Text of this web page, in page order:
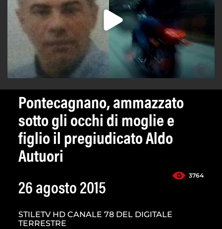
Pontecagnano, ammazzato
sotto gli occhi di moglie e
figlio il pregiudicato Aldo
Autuori
3764
26 agosto 2015
STILETV HD CANALE 78 DEL DIGITALE
TERRESTRE